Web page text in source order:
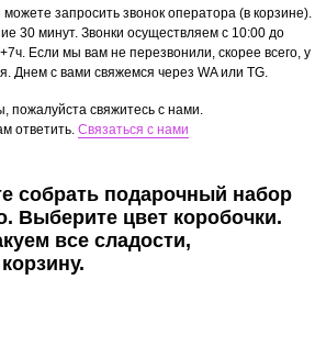
запросить звонок оператора (в корзине).
30 минут. Звонки осуществляем с 10:00 до
Если мы вам не перезвонили, скорее всего, у
Днем с вами свяжемся через WA или TG.
пожалуйста свяжитесь с нами.
ответить. Связаться с нами
собрать подарочный набор
Выберите цвет коробочки.
все сладости,